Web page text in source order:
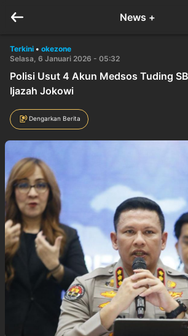
News +
Terkini • okezone
Selasa, 6 Januari 2026 - 05:32
Polisi Usut 4 Akun Medsos Tuding
Ijazah Jokowi
Dengarkan Berita